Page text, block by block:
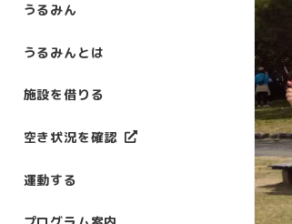
うるみん
うるみんとは
施設を借りる
空き状況を確認
運動する